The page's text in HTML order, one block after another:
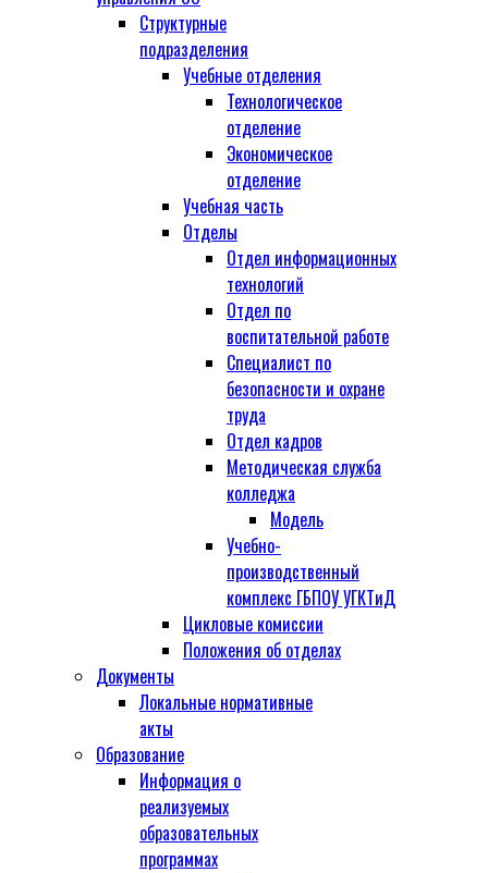
Структурные
подразделения
Учебные отделения
Технологическое
отделение
Экономическое
отделение
Учебная часть
Отделы
Отдел информационных
технологий
Отдел по
воспитательной работе
Специалист по
безопасности и охране
труда
Отдел кадров
Методическая служба
колледжа
Модель
Учебно-
производственный
комплекс ГБПОУ УГКТиД
Цикловые комиссии
Положения об отделах
Документы
Локальные нормативные
акты
Образование
Информация о
реализуемых
образовательных
программах